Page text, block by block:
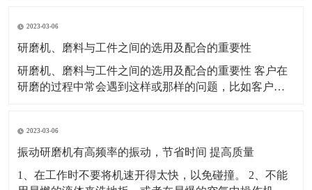
定期维护和保养,使自动抛光机处于良好的生产和运行状
态,保证了正常生产。首先
2023-03-06
研磨机、磨料与工件之间的选用及配合的重要性
研磨机、磨料与工件之间的选用及配合的重要性 客户在
研磨的过程中常会遇到这样或那样的问题，比如客户研
材料或研磨机械造成的。 例如，一个生产箱包五金的客
户，他的产品都是锌合金压铸件，他使用棕刚玉研磨
2023-03-06
振动研磨机有高频率的振动，节省时间 提高质量
1、在工作时不要将机速开得太快，以免碰撞。 2、不能